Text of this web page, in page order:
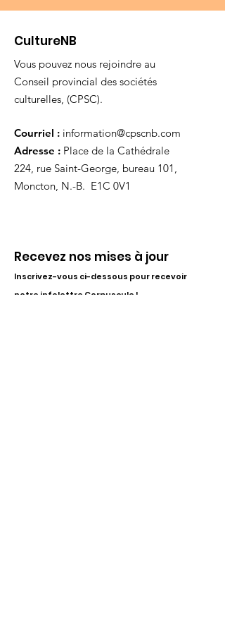
CultureNB
Vous pouvez nous rejoindre au
Conseil provincial des sociétés
culturelles, (CPSC).
Courriel : information@cpscnb.com
Adresse : Place de la Cathédrale
224, rue Saint-George, bureau 101,
Moncton, N.-B. E1C 0V1
Recevez nos mises à jour
Inscrivez-vous ci-dessous pour recevoir
notre infolettre Corpuscule !